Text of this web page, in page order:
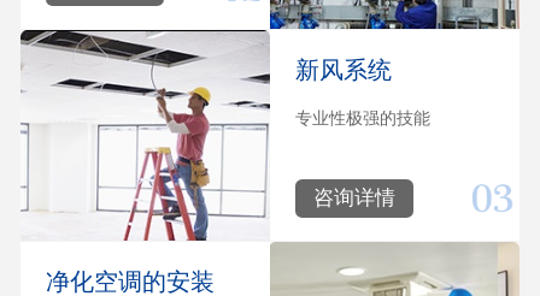
新风系统
专业性极强的技能
咨询详情
净化空调的安装